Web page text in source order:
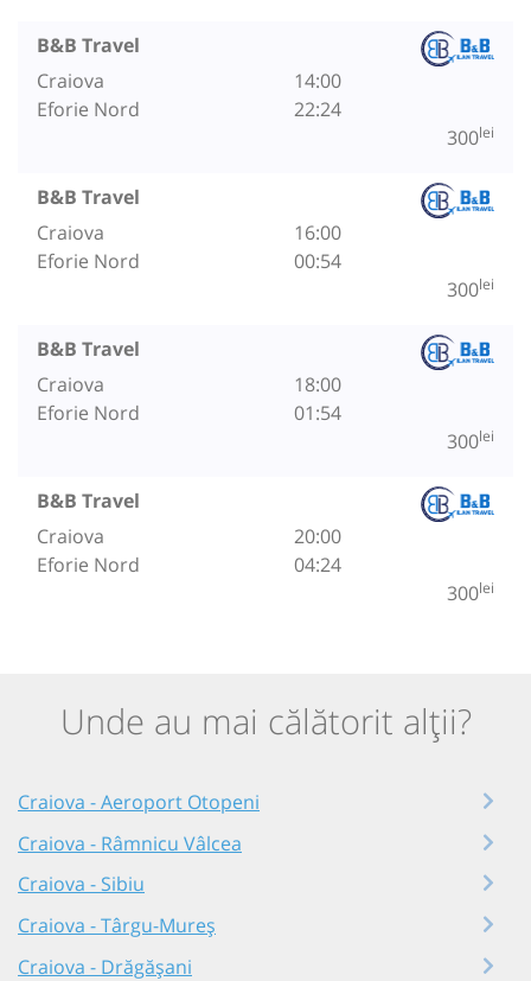
B&B Travel
Craiova
Eforie Nord
14:00
22:24
300lei
B&B Travel
Craiova
Eforie Nord
16:00
00:54
300lei
B&B Travel
Craiova
Eforie Nord
18:00
01:54
300lei
B&B Travel
Craiova
Eforie Nord
20:00
04:24
300lei
Unde au mai călătorit alții?
Craiova - Aeroport Otopeni
Craiova - Râmnicu Vâlcea
Craiova - Sibiu
Craiova - Târgu-Mureș
Craiova - Drăgășani